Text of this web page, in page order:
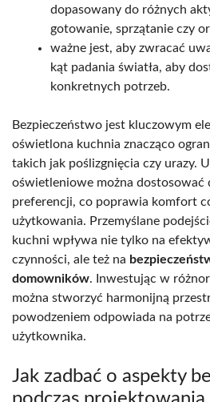
dopasowany do różnych
gotowanie, sprzątanie czy
ważne jest, aby zwracać
kąt padania światła, aby
konkretnych potrzeb.
Bezpieczeństwo jest kluczowym
oświetlona kuchnia znacząco
takich jak poślizgnięcia czy urazy.
oświetleniowe można dostosować
preferencji, co poprawia komfort
użytkowania. Przemyślane
kuchni wpływa nie tylko na
czynności, ale też na
domowników. Inwestując w
można stworzyć harmonijną
powodzeniem odpowiada na
użytkownika.
Jak zadbać o aspekty